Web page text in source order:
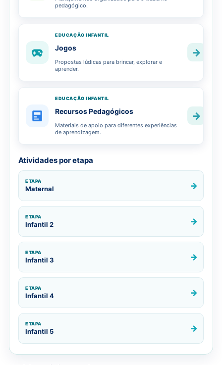
pedagógico.
EDUCAÇÃO INFANTIL
Jogos
Propostas lúdicas para brincar, explorar e
aprender.
→
EDUCAÇÃO INFANTIL
Recursos Pedagógicos
Materiais de apoio para diferentes experiências
de aprendizagem.
→
Atividades por etapa
ETAPA
Maternal →
ETAPA
Infantil 2 →
ETAPA
Infantil 3 →
ETAPA
Infantil 4 →
ETAPA
Infantil 5 →